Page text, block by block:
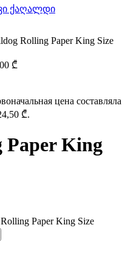
Rolling Paper King Size
₾
цена составляла
₾.
Paper King
Paper King Size